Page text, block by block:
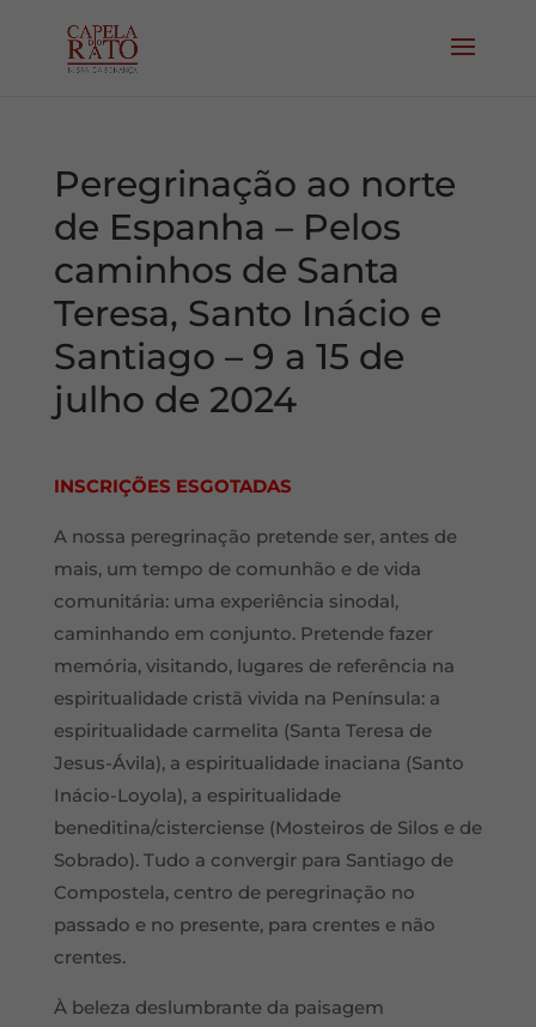
Peregrinação ao norte
de Espanha – Pelos
caminhos de Santa
Teresa, Santo Inácio e
Santiago – 9 a 15 de
julho de 2024
INSCRIÇÕES ESGOTADAS
A nossa peregrinação pretende ser, antes de
mais, um tempo de comunhão e de vida
comunitária: uma experiência sinodal,
caminhando em conjunto. Pretende fazer
memória, visitando, lugares de referência na
espiritualidade cristã vivida na Península: a
espiritualidade carmelita (Santa Teresa de
Jesus-Ávila), a espiritualidade inaciana (Santo
Inácio-Loyola), a espiritualidade
beneditina/cisterciense (Mosteiros de Silos e de
Sobrado). Tudo a convergir para Santiago de
Compostela, centro de peregrinação no
passado e no presente, para crentes e não
crentes.
À beleza deslumbrante da paisagem